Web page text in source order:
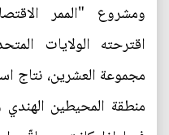
ومشروع "الممر
اقترحته الولايات
مجموعة العشرين، نتاج
منطقة المحيطين